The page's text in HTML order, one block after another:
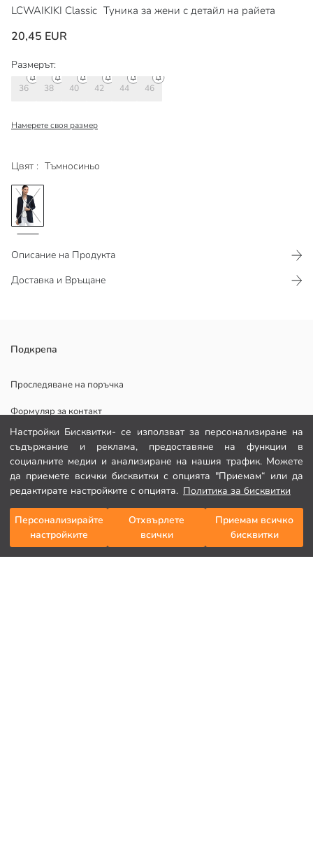
Настройки Бисквитки- се използват за персонализиране на
съдържание и реклама, предоставяне на функции в
социалните медии и анализиране на нашия трафик. Можете
да приемете всички бисквитки с опцията "Приемам“ или да
редактирате настройките с опцията. Политика за бисквитки
Персонализирайте
настройките
Отхвърлете
всички
Приемам всичко
бисквитки
LCWAIKIKI Classic Туника за жени с детайл на райета
20,45 EUR
Цвят : Тъмносиньо
Размерът:
36 38 40 42 44 46
Намерете своя размер
Добави в кошницата
Описание на Продукта
Доставка и Връщане
Дамската туника е със столче яка и дълги ръкави. Яката и
маншетите са с рипсени детайли. Има отворен дизайн отпред.
Основен Плат:
Продавач:
Марка:
Подкрепа
Проследяване на поръчка
Формуляр за контакт
082 299 644
ПОМОЩ
Често задавани въпроси
Връщане
Последвай ни